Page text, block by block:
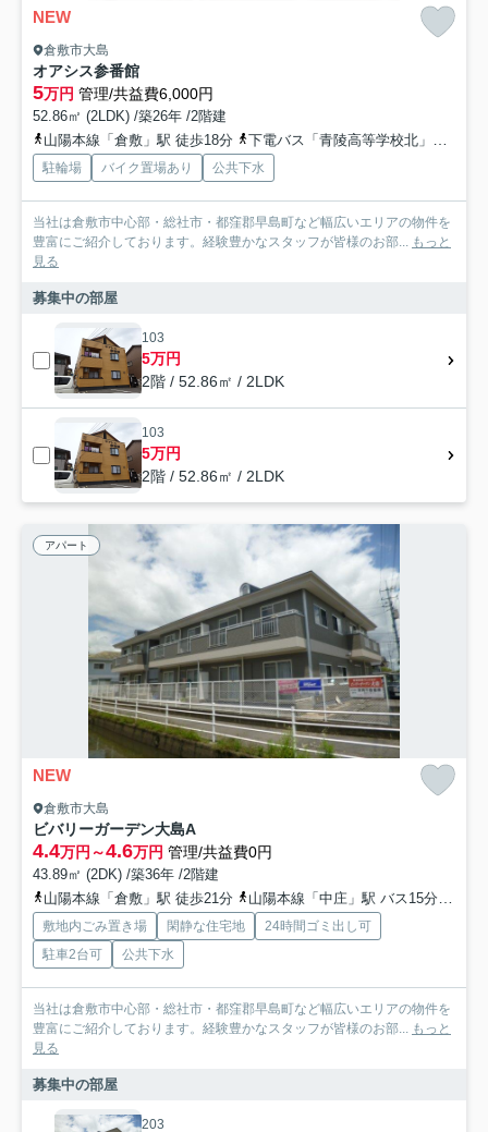
NEW
倉敷市大島
オアシス参番館
5万円 管理/共益費6,000円
52.86㎡ (2LDK) /築26年 /2階建
山陽本線「倉敷」駅 徒歩18分
下電バス「青陵高等学校北」バス停下車 徒歩2分
駐輪場 バイク置場あり 公共下水
当社は倉敷市中心部・総社市・都窪郡早島町など幅広いエリアの物件を
豊富にご紹介しております。経験豊かなスタッフが皆様のお部... もっと
見る
募集中の部屋
103
5万円
2階 / 52.86㎡ / 2LDK
103
5万円
2階 / 52.86㎡ / 2LDK
アパート
NEW
倉敷市大島
ビバリーガーデン大島A
4.4万円～4.6万円 管理/共益費0円
43.89㎡ (2DK) /築36年 /2階建
山陽本線「倉敷」駅 徒歩21分
山陽本線「中庄」駅 バス15分 下電バス「福島南」 停歩5分
敷地内ごみ置き場 閑静な住宅地
24時間ゴミ出し可
駐車2台可
公共下水
当社は倉敷市中心部・総社市・都窪郡早島町など幅広いエリアの物件を
豊富にご紹介しております。経験豊かなスタッフが皆様のお部... もっと
見る
募集中の部屋
203